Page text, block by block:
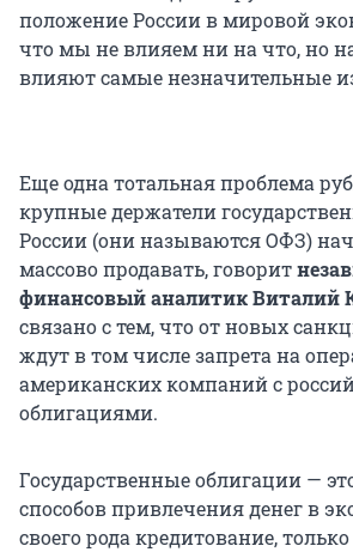
положение России в мировой
что мы не влияем ни на что, но
влияют самые незначительные
Еще одна тотальная проблема
крупные держатели
России (они называются ОФЗ)
массово продавать, говорит
финансовый аналитик Виталий
связано с тем, что от новых
ждут в том числе запрета на
американских компаний с
облигациями.
Государственные облигации —
способов привлечения денег в
своего рода кредитование,